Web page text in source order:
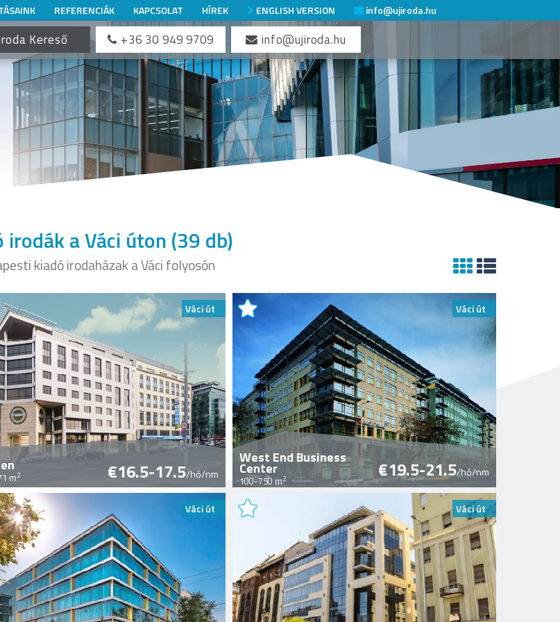
REFERENCIÁK KAPCSOLAT HÍREK ENGLISH VERSION info@ujiroda.hu
Kereső +36 30 949 9709 info@ujiroda.hu
irodák a Váci úton(39 db)
kiadó irodaházak a Váci folyosón
Váci út
m2 €16.5-17.5/hó/nm
Váci út
West End Business
Center
100-750 m2 €19.5-21.5/hó/nm
Váci út Váci út